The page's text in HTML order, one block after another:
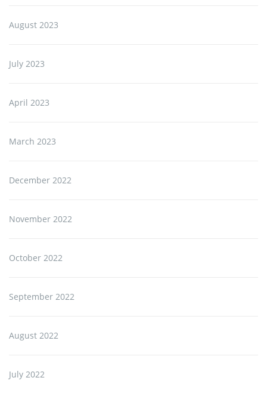
August 2023
July 2023
April 2023
March 2023
December 2022
November 2022
October 2022
September 2022
August 2022
July 2022